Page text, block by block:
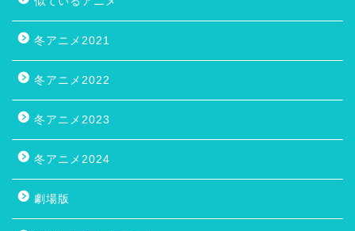
冬アニメ2021
冬アニメ2022
冬アニメ2023
冬アニメ2024
劇場版